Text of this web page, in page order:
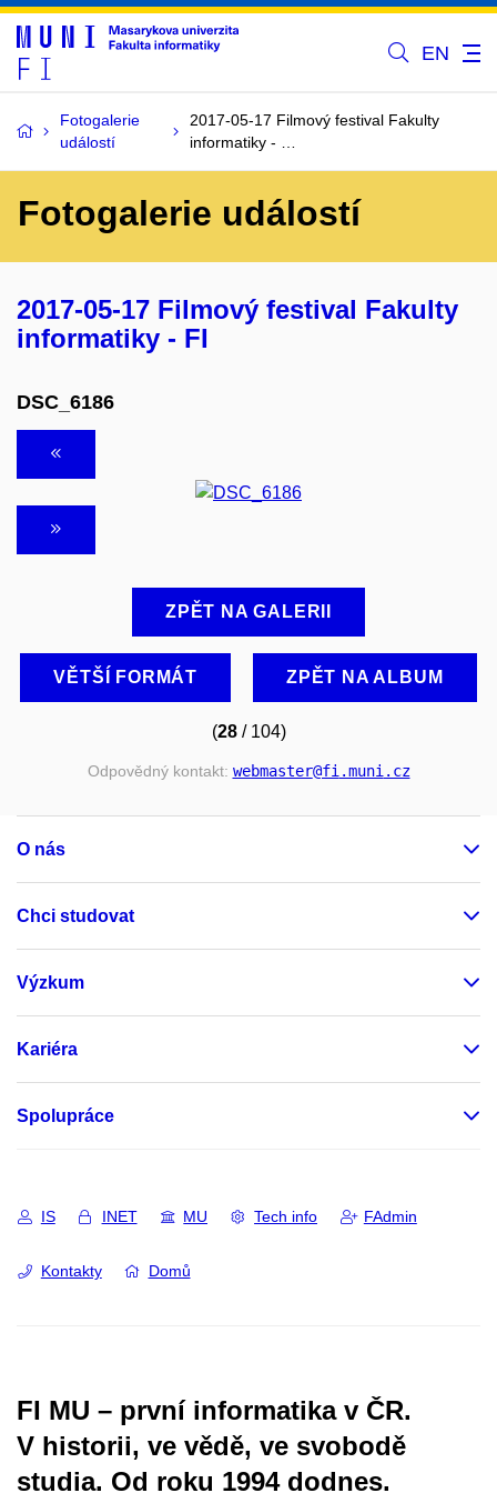
EN
Fotogalerie
událostí
2017-05-17 Filmový festival Fakulty
informatiky - …
Fotogalerie událostí
2017-05-17 Filmový festival Fakulty
informatiky - FI
DSC_6186
ZPĚT NA GALERII
VĚTŠÍ FORMÁT ZPĚT NA ALBUM
(28/ 104)
Odpovědný kontakt: webmaster@fi.muni.cz
O nás
Chci studovat
Výzkum
Kariéra
Spolupráce
IS INET MU Tech info FAdmin
Kontakty Domů
FI MU – první informatika v ČR.
V historii, ve vědě, ve svobodě
studia. Od roku 1994 dodnes.